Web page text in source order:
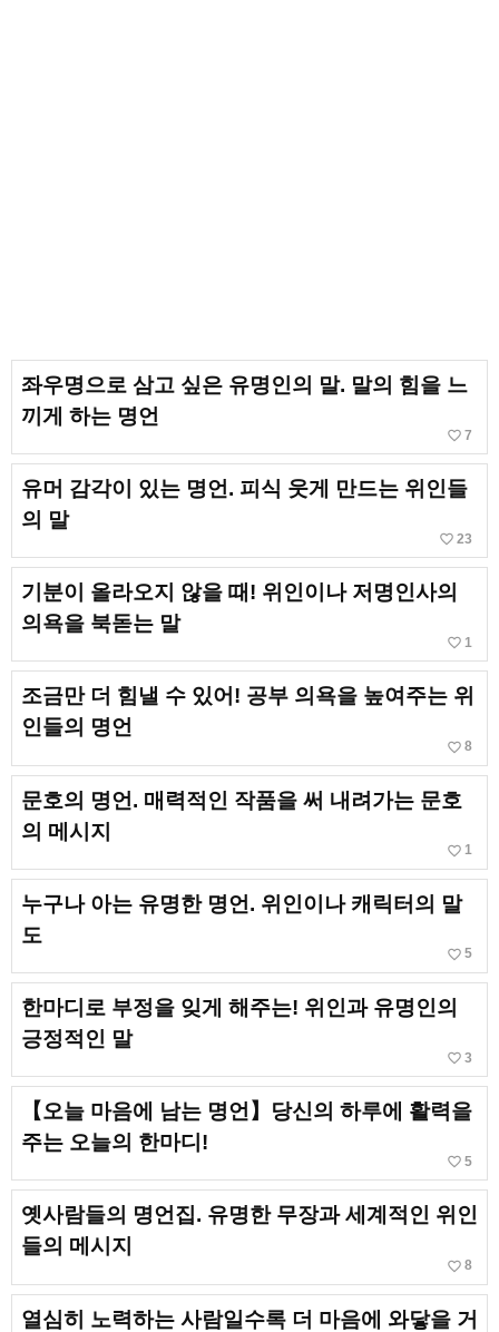
좌우명으로 삼고 싶은 유명인의 말. 말의 힘을 느
끼게 하는 명언
favorite_border 7
유머 감각이 있는 명언. 피식 웃게 만드는 위인들
의 말
favorite_border 23
기분이 올라오지 않을 때! 위인이나 저명인사의
의욕을 북돋는 말
favorite_border 1
조금만 더 힘낼 수 있어! 공부 의욕을 높여주는 위
인들의 명언
favorite_border 8
문호의 명언. 매력적인 작품을 써 내려가는 문호
의 메시지
favorite_border 1
누구나 아는 유명한 명언. 위인이나 캐릭터의 말
도
favorite_border 5
한마디로 부정을 잊게 해주는! 위인과 유명인의
긍정적인 말
favorite_border 3
【오늘 마음에 남는 명언】당신의 하루에 활력을
주는 오늘의 한마디!
favorite_border 5
옛사람들의 명언집. 유명한 무장과 세계적인 위인
들의 메시지
favorite_border 8
열심히 노력하는 사람일수록 더 마음에 와닿을 거